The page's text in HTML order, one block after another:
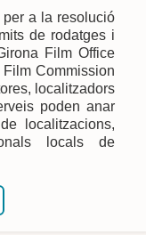
per a la resolució
de rodatges i
Film Office
Commission
localitzadors
poden anar
localitzacions,
locals de